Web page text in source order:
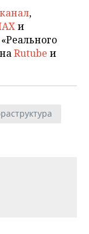
,
и
«Реального
Rutube и